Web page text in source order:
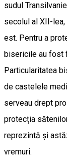
sudul
secolul al XII-
est. Pentru a
bisericile au fost
Particularitatea
de castelele
serveau drept
protecția
reprezintă și
vremuri.